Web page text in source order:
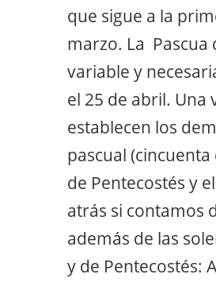
que sigue a la
marzo. La
variable y
el 25 de abril. Una
establecen los
pascual
de Pentecostés y
atrás si contamos
además de las
y de Pentecostés: